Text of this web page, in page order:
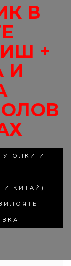
В
+
И
УГОЛКИ И
И КИТАЙ)